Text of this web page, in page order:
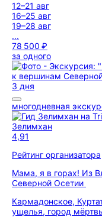
12–21 авг
16–25 авг
19–28 авг
...
78 500 ₽
за одного
3 дня
многодневная
Зелимхан
4,91
Рейтинг организатора
Мама, я в горах! Из
Северной Осетии
Кармадонское,
ущелья, город